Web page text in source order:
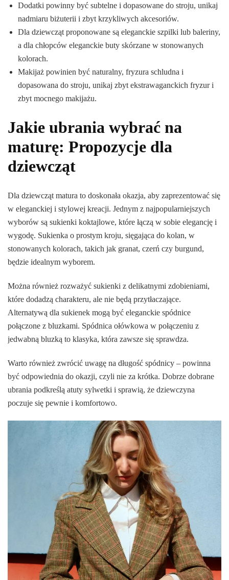
Dodatki powinny być subtelne i dopasowane do stroju, unikaj
nadmiaru biżuterii i zbyt krzykliwych akcesoriów.
Dla dziewcząt proponowane są eleganckie szpilki lub baleriny,
a dla chłopców eleganckie buty skórzane w stonowanych
kolorach.
Makijaż powinien być naturalny, fryzura schludna i
dopasowana do stroju, unikaj zbyt ekstrawaganckich fryzur i
zbyt mocnego makijażu.
Jakie ubrania wybrać na
maturę: Propozycje dla
dziewcząt
Dla dziewcząt matura to doskonała okazja, aby zaprezentować się
w eleganckiej i stylowej kreacji. Jednym z najpopularniejszych
wyborów są sukienki koktajlowe, które łączą w sobie elegancję i
wygodę. Sukienka o prostym kroju, sięgająca do kolan, w
stonowanych kolorach, takich jak granat, czerń czy burgund,
będzie idealnym wyborem.
Można również rozważyć sukienki z delikatnymi zdobieniami,
które dodadzą charakteru, ale nie będą przytłaczające.
Alternatywą dla sukienek mogą być eleganckie spódnice
połączone z bluzkami. Spódnica ołówkowa w połączeniu z
jedwabną bluzką to klasyka, która zawsze się sprawdza.
Warto również zwrócić uwagę na długość spódnicy – powinna
być odpowiednia do okazji, czyli nie za krótka. Dobrze dobrane
ubrania podkreślą atuty sylwetki i sprawią, że dziewczyna
poczuje się pewnie i komfortowo.